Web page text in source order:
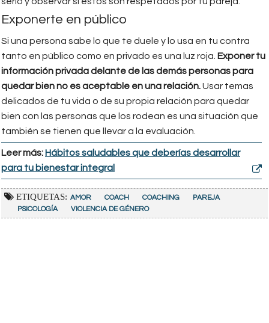
Exponerte en público
Si una persona sabe lo que te duele y lo usa en tu contra
tanto en público como en privado es una luz roja. Exponer tu
información privada delante de las demás personas para
quedar bien no es aceptable en una relación.Usar temas
delicados de tu vida o de su propia relación para quedar
bien con las personas que los rodean es una situación que
también se tienen que llevar a la evaluación.
Leer más: Hábitos saludables que deberías desarrollar
para tu bienestar integral
ETIQUETAS: AMOR COACH COACHING
PAREJA
PSICOLOGÍA
VIOLENCIA DE GÉNERO